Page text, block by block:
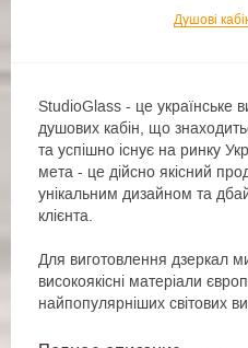
Душові
StudioGlass - це українське
душових кабін, що
та успішно існує на ринку
мета - це дійсно якісний
унікальним дизайном та
клієнта.
Для виготовлення дзеркал
високоякісні матеріали
найпопулярніших світових